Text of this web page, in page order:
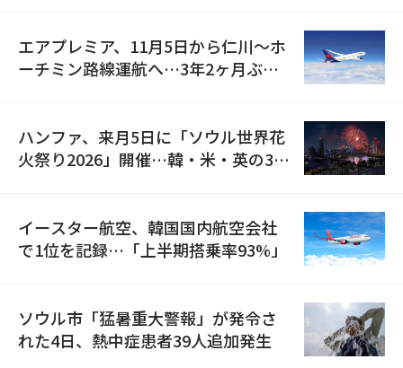
エアプレミア、11月5日から仁川〜ホ
ーチミン路線運航へ…3年2ヶ月ぶり
ハンファ、来月5日に「ソウル世界花
火祭り2026」開催…韓・米・英の3カ
イースター航空、韓国国内航空会社
で1位を記録…「上半期搭乗率93%」
ソウル市「猛暑重大警報」が発令さ
れた4日、熱中症患者39人追加発生